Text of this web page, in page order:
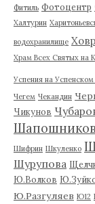
Фитиль Фотоцентр
Халтурин
водохранилище
Храм Всех Святых на
Успения на
Чегем Чекандин
Чикунов
Шапошников
Шифрин Шкуленко
Шурупова
Ю.Волков
Ю.Разгуляев Ю12